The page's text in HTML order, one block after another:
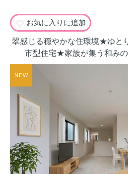
お気に入りに追加
翠感じる穏やかな住環境★ゆと
市型住宅★家族が集う和みの